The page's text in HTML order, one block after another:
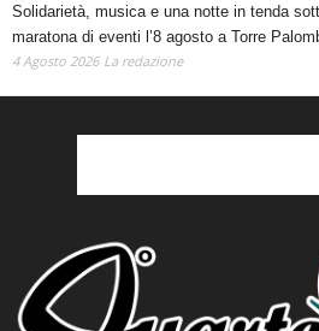
Solidarietà, musica e una notte in tenda
maratona di eventi l’8 agosto a Torre
4 Agosto 2026 La redazione